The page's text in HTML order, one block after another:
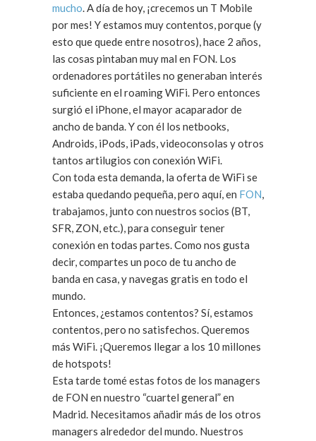
mucho. A día de hoy, ¡crecemos un T Mobile
por mes! Y estamos muy contentos, porque (y
esto que quede entre nosotros), hace 2 años,
las cosas pintaban muy mal en FON. Los
ordenadores portátiles no generaban interés
suficiente en el roaming WiFi. Pero entonces
surgió el iPhone, el mayor acaparador de
ancho de banda. Y con él los netbooks,
Androids, iPods, iPads, videoconsolas y otros
tantos artilugios con conexión WiFi.
Con toda esta demanda, la oferta de WiFi se
estaba quedando pequeña, pero aquí, en FON,
trabajamos, junto con nuestros socios (BT,
SFR, ZON, etc.), para conseguir tener
conexión en todas partes. Como nos gusta
decir, compartes un poco de tu ancho de
banda en casa, y navegas gratis en todo el
mundo.
Entonces, ¿estamos contentos? Sí, estamos
contentos, pero no satisfechos. Queremos
más WiFi. ¡Queremos llegar a los 10 millones
de hotspots!
Esta tarde tomé estas fotos de los managers
de FON en nuestro “cuartel general” en
Madrid. Necesitamos añadir más de los otros
managers alrededor del mundo. Nuestros